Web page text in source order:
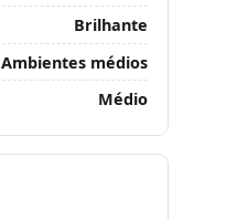
Brilhante
Ambientes médios
Médio